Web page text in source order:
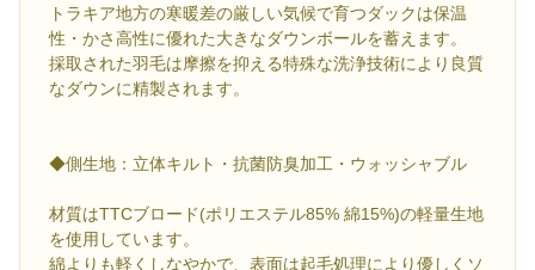
トラキア地方の寒暖差の厳しい気候で育つダックは保温
性・かさ高性に優れた大きなダウンボールを蓄えます。
採取された羽毛は摩擦を抑える特殊な洗浄技術により良質
なダウンに精製されます。
◆側生地：立体キルト・抗菌防臭加工・ウォッシャブル
材質はTTCブロード(ポリエステル85% 綿15%)の軽量生地
を使用しています。
綿よりも軽くしなやかで、表面は起毛処理により優しくソ